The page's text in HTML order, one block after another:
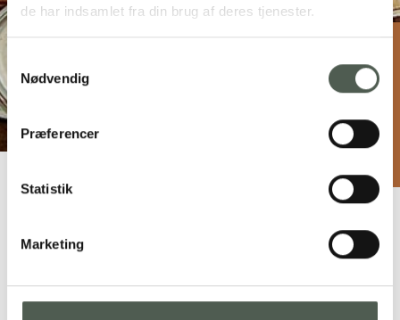
de har indsamlet fra din brug af deres tjenester.
Nødvendig
Præferencer
Statistik
Marketing
mail@bygrantland.dk
Alles beginnt in der kleinen Küche
…